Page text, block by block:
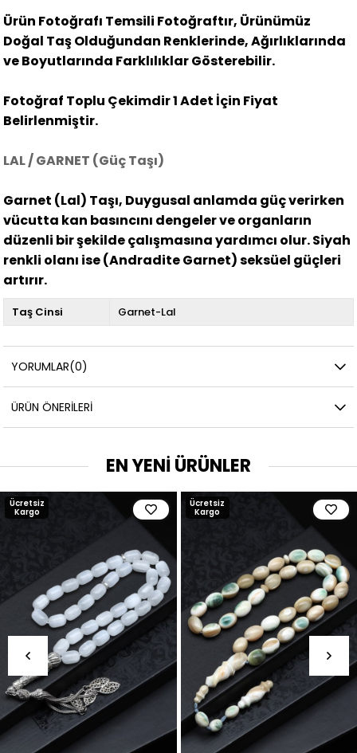
Ürün Fotoğrafı Temsili Fotoğraftır, Ürünümüz
Doğal Taş Olduğundan Renklerinde, Ağırlıklarında
ve Boyutlarında Farklılıklar Gösterebilir.
Fotoğraf Toplu Çekimdir 1 Adet İçin Fiyat
Belirlenmiştir.
LAL / GARNET (Güç Taşı)
Garnet (Lal) Taşı, Duygusal anlamda güç verirken
vücutta kan basıncını dengeler ve organların
düzenli bir şekilde çalışmasına yardımcı olur. Siyah
renkli olanı ise (Andradite Garnet) seksüel güçleri
artırır.
Taş Cinsi Garnet-Lal
YORUMLAR(0)
ÜRÜN ÖNERILERI
EN YENİ ÜRÜNLER
Ücretsiz
Kargo
Ücretsiz
Kargo